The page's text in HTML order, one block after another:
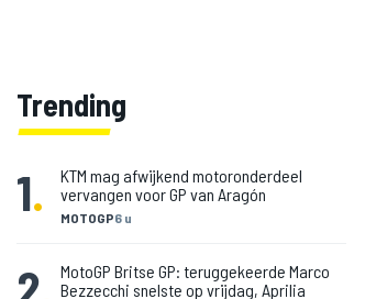
Trending
1. MOTOGP6 u
KTM mag afwijkend motoronderdeel
vervangen voor GP van Aragón
MotoGP Britse GP: teruggekeerde Marco
Bezzecchi snelste op vrijdag, Aprilia